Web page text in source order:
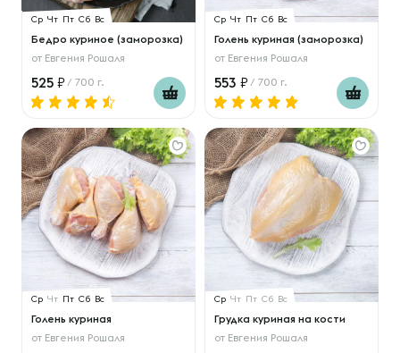
Ср Чт Пт Сб Вс
Бедро куриное (заморозка)
от Евгения Рошаля
525 / 700 г.
Ср Чт Пт Сб Вс
Голень куриная (заморозка)
от Евгения Рошаля
553 / 700 г.
Ср Чт Пт Сб Вс
Голень куриная
от Евгения Рошаля
Ср Чт Пт Сб Вс
Грудка куриная на кости
от Евгения Рошаля